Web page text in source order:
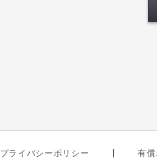
プライバシーポリシー 有